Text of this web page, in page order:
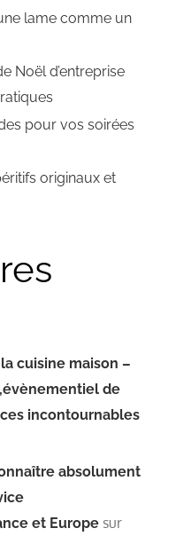
lame comme un
Noël d’entreprise
pour vos soirées
originaux et
cuisine maison –
de
incontournables
absolument
et Europe sur